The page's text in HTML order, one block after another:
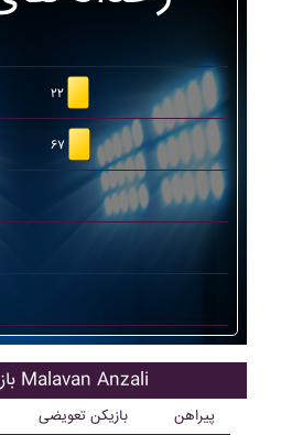
۲۲
۶۷
بازیکنان اصلی Malavan Anzali
بازیکن تعویضی پیراهن